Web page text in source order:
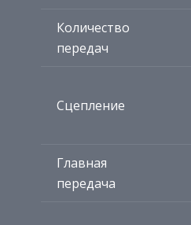
Количество
передач
Сцепление
Главная
передача